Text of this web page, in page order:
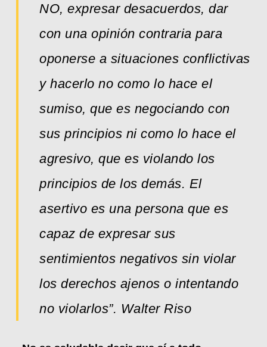
NO, expresar desacuerdos, dar
con una opinión contraria para
oponerse a situaciones conflictivas
y hacerlo no como lo hace el
sumiso, que es negociando con
sus principios ni como lo hace el
agresivo, que es violando los
principios de los demás. El
asertivo es una persona que es
capaz de expresar sus
sentimientos negativos sin violar
los derechos ajenos o intentando
no violarlos”. Walter Riso